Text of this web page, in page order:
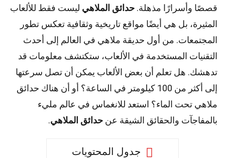
قصصًا وأسرارًا مذهلة. حدائق الملاهي ليست فقط للألعاب
المثيرة، بل هي أيضًا مواقع تاريخية وثقافية تعكس تطور
المجتمعات. من أول حديقة ملاهي في العالم إلى أحدث
التقنيات المستخدمة في الألعاب، ستكتشف معلومات قد
تدهشك. هل تعلم أن بعض الألعاب يمكن أن تصل سرعتها
إلى أكثر من 100 كيلومتر في الساعة؟ أو أن هناك حدائق
ملاهي تحت الماء؟ استعد للانغماس في عالم مليء
بالمفاجآت والحقائق الشيقة عن حدائق الملاهي.
جدول المحتويات